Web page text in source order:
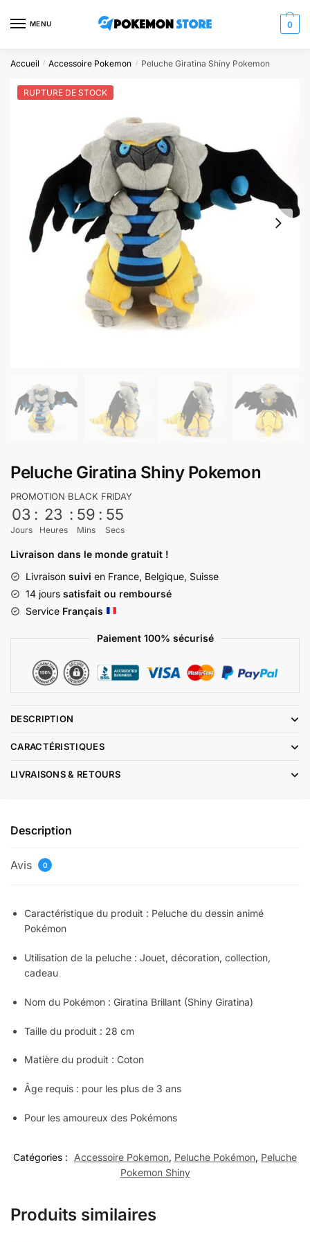
MENU 0
Accueil / Accessoire Pokemon / Peluche Giratina Shiny Pokemon
RUPTURE DE STOCK
Peluche Giratina Shiny Pokemon
PROMOTION BLACK FRIDAY
03
Jours
: 23
Heures
: 59
Mins
: 54
Secs
Livraison dans le monde gratuit !
Livraison suivi en France, Belgique, Suisse
14 jours satisfait ou remboursé
Service Français
Paiement 100% sécurisé
DESCRIPTION
CARACTÉRISTIQUES
LIVRAISONS & RETOURS
Description
Avis 0
Caractéristique du produit : Peluche du dessin animé
Pokémon
Utilisation de la peluche : Jouet, décoration, collection,
cadeau
Nom du Pokémon : Giratina Brillant (Shiny Giratina)
Taille du produit : 28 cm
Matière du produit : Coton
Âge requis : pour les plus de 3 ans
Pour les amoureux des Pokémons
Catégories : Accessoire Pokemon, Peluche Pokémon, Peluche
Pokemon Shiny
Produits similaires